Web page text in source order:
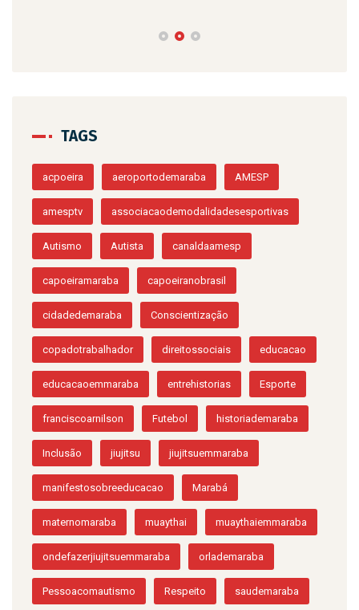
TAGS
acpoeira aeroportodemaraba AMESP
amesptv associacaodemodalidadesesportivas
Autismo Autista canaldaamesp
capoeiramaraba capoeiranobrasil
cidadedemaraba Conscientização
copadotrabalhador direitossociais educacao
educacaoemmaraba entrehistorias Esporte
franciscoarnilson Futebol historiademaraba
Inclusão jiujitsu jiujitsuemmaraba
manifestosobreeducacao Marabá
maternomaraba muaythai muaythaiemmaraba
ondefazerjiujitsuemmaraba orlademaraba
Pessoacomautismo Respeito saudemaraba